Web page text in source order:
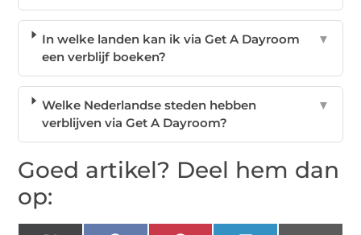
In welke landen kan ik via Get A Dayroom
een verblijf boeken?
▼
Welke Nederlandse steden hebben
verblijven via Get A Dayroom?
▼
Goed artikel? Deel hem dan
op: